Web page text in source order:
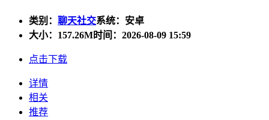
类别： 聊天社交系统：安卓
大小： 157.26M时间：2026-08-09 15:59
点击下载
详情
相关
推荐